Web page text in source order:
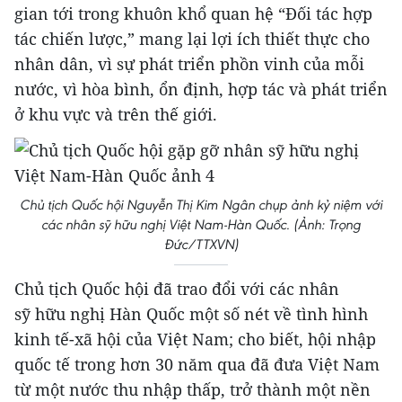
gian tới trong khuôn khổ quan hệ “Đối tác hợp
tác chiến lược,” mang lại lợi ích thiết thực cho
nhân dân, vì sự phát triển phồn vinh của mỗi
nước, vì hòa bình, ổn định, hợp tác và phát triển
ở khu vực và trên thế giới.
Chủ tịch Quốc hội Nguyễn Thị Kim Ngân chụp ảnh kỷ niệm với
các nhân sỹ hữu nghị Việt Nam-Hàn Quốc. (Ảnh: Trọng
Đức/TTXVN)
Chủ tịch Quốc hội đã trao đổi với các nhân
sỹ hữu nghị Hàn Quốc một số nét về tình hình
kinh tế-xã hội của Việt Nam; cho biết, hội nhập
quốc tế trong hơn 30 năm qua đã đưa Việt Nam
từ một nước thu nhập thấp, trở thành một nền